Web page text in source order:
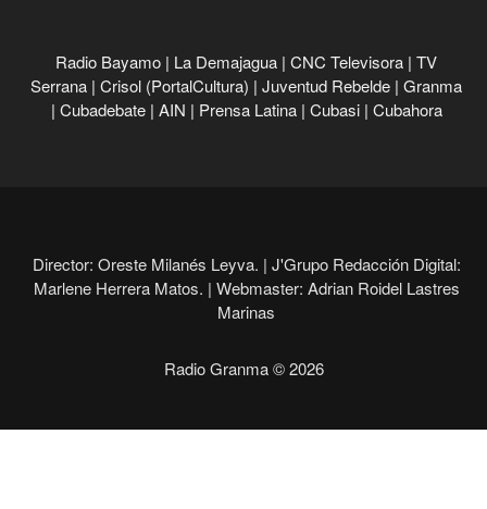
Radio Bayamo | La Demajagua | CNC Televisora | TV
Serrana | Crisol (PortalCultura) | Juventud Rebelde | Granma
| Cubadebate | AIN | Prensa Latina | Cubasi | Cubahora
Director: Oreste Milanés Leyva. | J'Grupo Redacción Digital:
Marlene Herrera Matos. | Webmaster: Adrian Roidel Lastres
Marinas
Radio Granma © 2026